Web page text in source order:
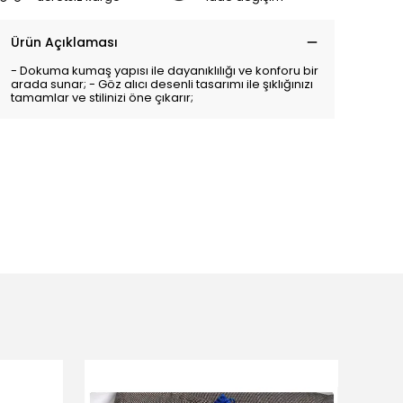
Ürün Açıklaması
- Dokuma kumaş yapısı ile dayanıklılığı ve konforu bir
arada sunar; - Göz alıcı desenli tasarımı ile şıklığınızı
tamamlar ve stilinizi öne çıkarır;